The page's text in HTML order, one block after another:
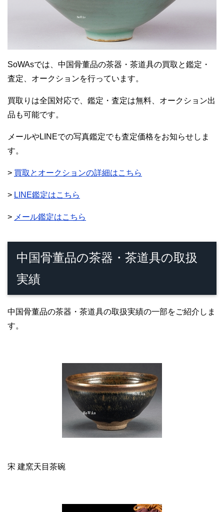
SoWAsでは、中国骨董品の茶器・茶道具の買取と鑑定・
査定、オークションを行っています。
買取りは全国対応で、鑑定・査定は無料、オークション出
品も可能です。
メールやLINEでの写真鑑定でも査定価格をお知らせしま
す。
> 買取とオークションの詳細はこちら
> LINE鑑定はこちら
> メール鑑定はこちら
中国骨董品の茶器・茶道具の取扱
実績
中国骨董品の茶器・茶道具の取扱実績の一部をご紹介しま
す。
宋 建窯天目茶碗